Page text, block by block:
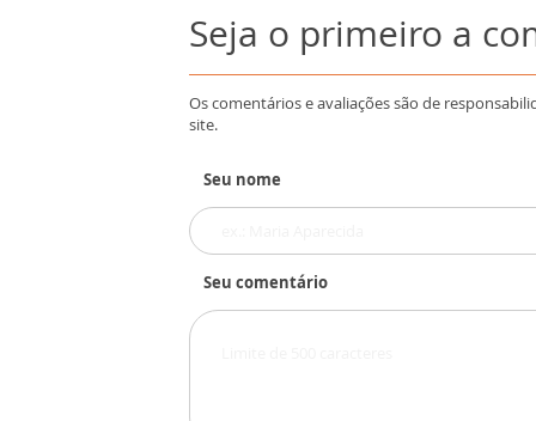
Seja o primeiro a
Os comentários e avaliações são de
site.
Seu nome
Seu comentário